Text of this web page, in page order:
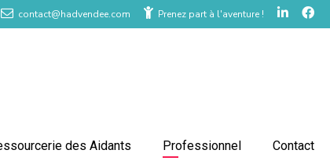
contact@hadvendee.com Prenez part à l'aventure !
des Aidants Professionnel Contact